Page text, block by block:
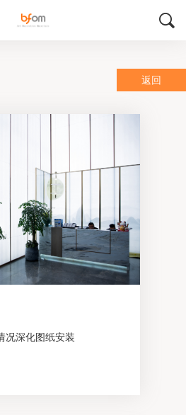
返回
况深化图纸安装